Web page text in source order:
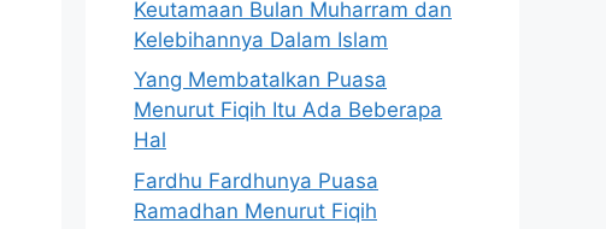
Keutamaan Bulan Muharram dan
Kelebihannya Dalam Islam
Yang Membatalkan Puasa
Menurut Fiqih Itu Ada Beberapa
Hal
Fardhu Fardhunya Puasa
Ramadhan Menurut Fiqih